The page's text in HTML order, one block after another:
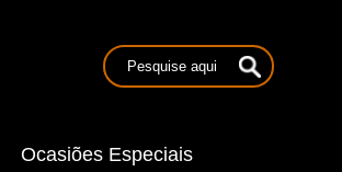
Ocasiões Especiais